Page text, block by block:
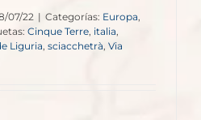
07/22 | Categorías: Europa
Cinque Terre, italia,
Liguria sciacchetrà, Via